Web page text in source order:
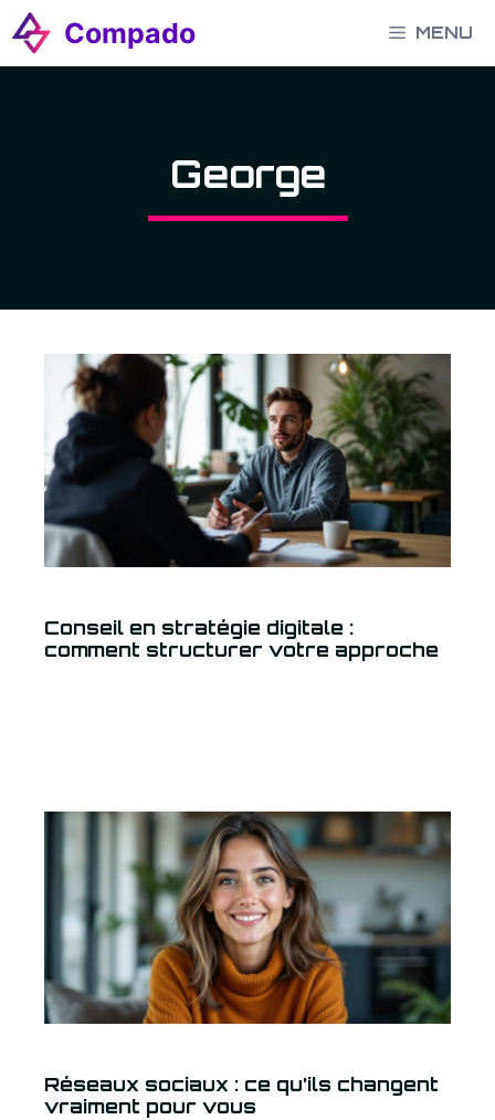
Aller
Compado MENU
George
Conseil en stratégie digitale :
comment structurer votre approche
Réseaux sociaux : ce qu’ils changent
vraiment pour vous